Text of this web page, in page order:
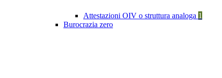
Attestazioni OIV o struttura analoga 1
Burocrazia zero